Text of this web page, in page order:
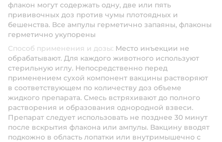
флакон могут содержать одну, две или пять
прививочных доз против чумы плотоядных и
бешенства. Все ампулы герметично запаяны, флаконы
герметично укупорены
Способ применения и дозы: Место инъекции не
обрабатывают. Для каждого животного используют
стерильную иглу. Непосредственно перед
применением сухой компонент вакцины растворяют
в соответствующем по количеству доз объеме
жидкого препарата. Смесь встряхивают до полного
растворения и образования однородной взвеси.
Препарат следует использовать не позднее 30 минут
после вскрытия флакона или ампулы. Вакцину вводят
подкожно в область лопатки или внутримышечно с